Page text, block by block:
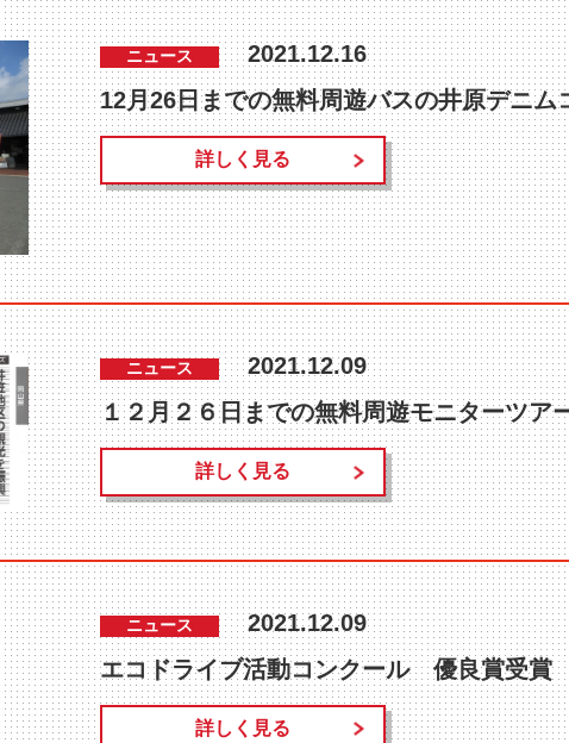
ニュース
2021.12.16
12月26日までの無料周遊バスの井原デニム
詳しく見る
ニュース 2021.12.09
詳しく見る
ニュース
2021.12.09
エコドライブ活動コンクール 優良賞受賞
詳しく見る